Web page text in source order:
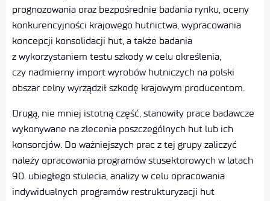
prognozowania oraz bezpośrednie badania rynku, oceny
konkurencyjności krajowego hutnictwa, wypracowania
koncepcji konsolidacji hut, a także badania
z wykorzystaniem testu szkody w celu określenia,
czy nadmierny import wyrobów hutniczych na polski
obszar celny wyrządził szkodę krajowym producentom.
Drugą, nie mniej istotną część, stanowiły prace badawcze
wykonywane na zlecenia poszczególnych hut lub ich
konsorcjów. Do ważniejszych prac z tej grupy zaliczyć
należy opracowania programów stusektorowych w latach
90. ubiegłego stulecia, analizy w celu opracowania
indywidualnych programów restrukturyzacji hut